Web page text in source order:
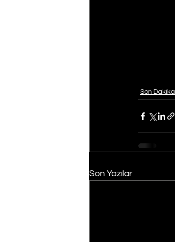
Son Dakika
Son Yazılar